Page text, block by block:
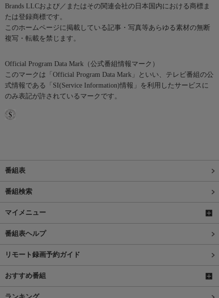
Brands LLCおよび／またはその関連会社の日本国内における商標ま
たは登録商標です。
このホームページに掲載している記事・写真等あらゆる素材の無断
複写・転載を禁じます。
Official Program Data Mark（公式番組情報マーク）
このマークは「Official Program Data Mark」といい、テレビ番組の公
式情報である「SI(Service Information)情報」を利用したサービスに
のみ表記が許されているマークです。
番組表
番組検索
マイメニュー
番組表ヘルプ
リモート録画予約ガイド
おすすめ番組